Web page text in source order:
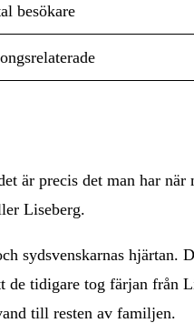
besökare
är precis det man har
Liseberg.
sydsvenskarnas
de tidigare tog färjan från
till resten av familjen.